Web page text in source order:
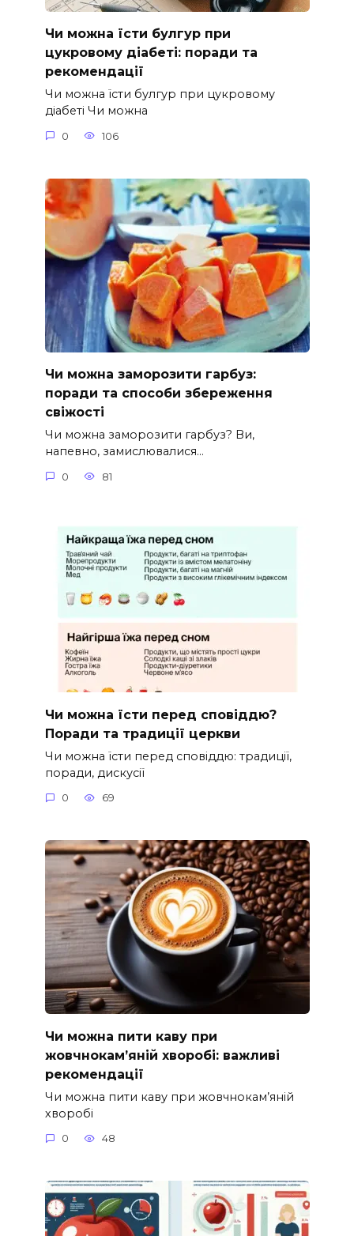
Чи можна їсти булгур при
цукровому діабеті: поради та
рекомендації
Чи можна їсти булгур при цукровому
діабеті Чи можна
0 106
Чи можна заморозити гарбуз:
поради та способи збереження
свіжості
Чи можна заморозити гарбуз? Ви,
напевно, замислювалися…
0 81
Чи можна їсти перед сповіддю?
Поради та традиції церкви
Чи можна їсти перед сповіддю: традиції,
поради, дискусії
0 69
Чи можна пити каву при
жовчнокам’яній хворобі: важливі
рекомендації
Чи можна пити каву при жовчнокам’яній
хворобі
0 48